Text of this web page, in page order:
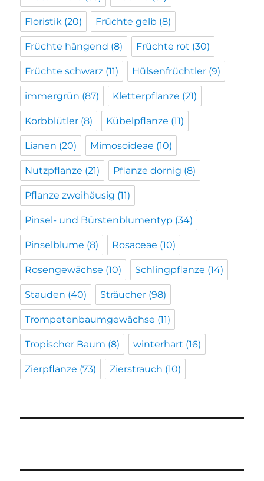
Floristik (20) Früchte gelb (8)
Früchte hängend (8) Früchte rot (30)
Früchte schwarz (11) Hülsenfrüchtler (9)
immergrün (87) Kletterpflanze (21)
Korbblütler (8) Kübelpflanze (11)
Lianen (20) Mimosoideae (10)
Nutzpflanze (21) Pflanze dornig (8)
Pflanze zweihäusig (11)
Pinsel- und Bürstenblumentyp (34)
Pinselblume (8) Rosaceae (10)
Rosengewächse (10) Schlingpflanze (14)
Stauden (40) Sträucher (98)
Trompetenbaumgewächse (11)
Tropischer Baum (8) winterhart (16)
Zierpflanze (73) Zierstrauch (10)